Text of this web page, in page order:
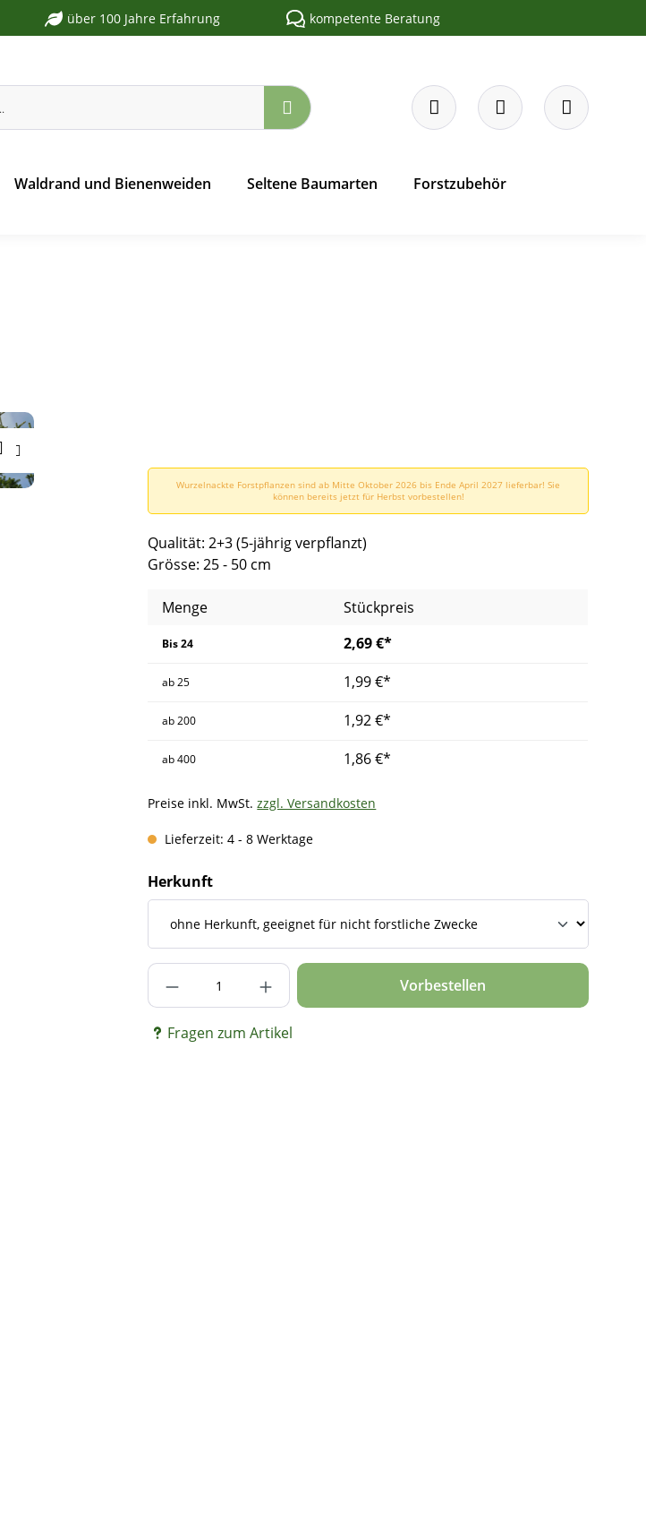
über 100 Jahre Erfahrung kompetente Beratung
Waldrand und Bienenweiden Seltene Baumarten Forstzubehör
Wurzelnackte Forstpflanzen sind ab Mitte Oktober 2026 bis Ende April 2027 lieferbar! Sie
können bereits jetzt für Herbst vorbestellen!
Qualität: 2+3 (5-jährig verpflanzt)
Grösse: 25 - 50 cm
Menge Stückpreis
Bis24 2,69 €*
ab25 1,99 €*
ab200 1,92 €*
ab400 1,86 €*
Preise inkl. MwSt.zzgl. Versandkosten
Lieferzeit: 4 - 8 Werktage
Herkunft
Produkt Anzahl: Gib den gewünschten Wert ein
Vorbestellen
Fragen zum Artikel